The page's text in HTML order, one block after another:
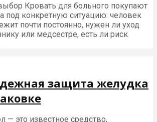
Кровать для больного покупают
а под конкретную ситуацию: человек
почти постоянно, нужен ли уход
или медсестре, есть ли риск
защита желудка
— это известное средство,